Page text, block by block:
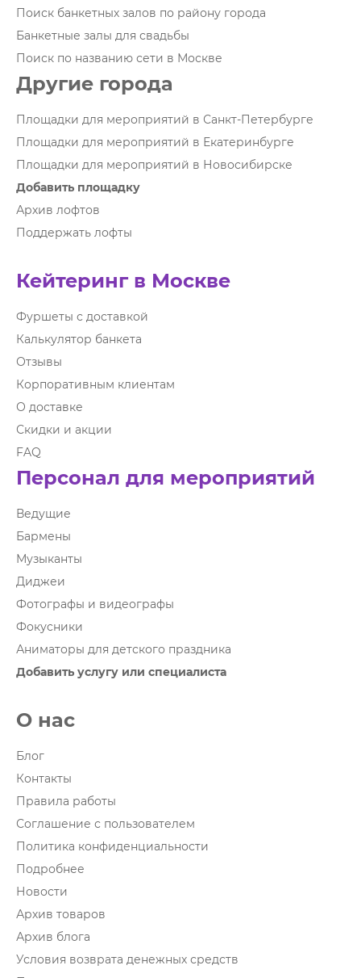
Поиск банкетных залов по району города
Банкетные залы для свадьбы
Поиск по названию сети в Москве
Другие города
Площадки для мероприятий в Санкт-Петербурге
Площадки для мероприятий в Екатеринбурге
Площадки для мероприятий в Новосибирске
Добавить площадку
Архив лофтов
Поддержать лофты
Кейтеринг в Москве
Фуршеты с доставкой
Калькулятор банкета
Отзывы
Корпоративным клиентам
О доставке
Скидки и акции
FAQ
Персонал для мероприятий
Ведущие
Бармены
Музыканты
Диджеи
Фотографы и видеографы
Фокусники
Аниматоры для детского праздника
Добавить услугу или специалиста
О нас
Блог
Контакты
Правила работы
Соглашение с пользователем
Политика конфиденциальности
Подробнее
Новости
Архив товаров
Архив блога
Условия возврата денежных средств